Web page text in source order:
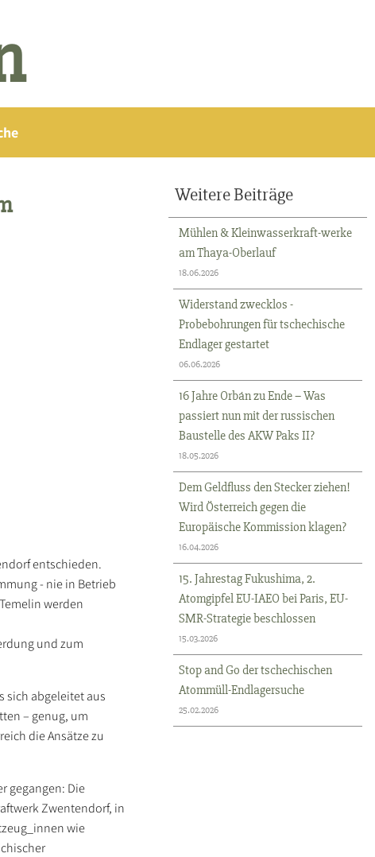
entschieden.
- nie in Betrieb
werden
und zum
sich abgeleitet aus
– genug, um
die Ansätze zu
gegangen: Die
Zwentendorf, in
wie
Weitere Beiträge
Mühlen & Kleinwasserkraft-werke
am Thaya-Oberlauf
18.06.2026
Widerstand zwecklos -
Probebohrungen für tschechische
Endlager gestartet
06.06.2026
16 Jahre Orbán zu Ende – Was
passiert nun mit der russischen
Baustelle des AKW Paks II?
18.05.2026
Dem Geldfluss den Stecker ziehen!
Wird Österreich gegen die
Europäische Kommission klagen?
16.04.2026
15. Jahrestag Fukushima, 2.
Atomgipfel EU-IAEO bei Paris, EU-
SMR-Strategie beschlossen
15.03.2026
Stop and Go der tschechischen
Atommüll-Endlagersuche
25.02.2026